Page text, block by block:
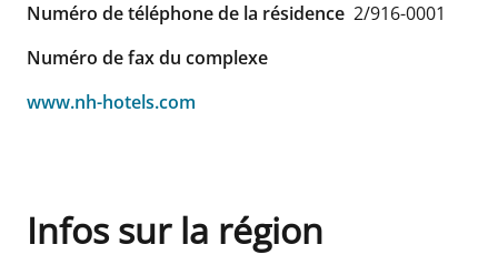
Numéro de téléphone de la résidence 2/916-0001
Numéro de fax du complexe
www.nh-hotels.com
Infos sur la région